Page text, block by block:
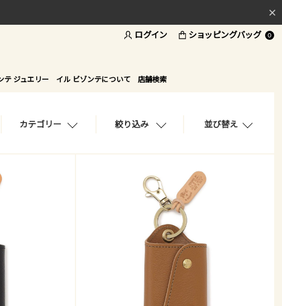
ログイン ショッピングバッグ 0
テ ジュエリー イル ビゾンテについて 店舗検索
カテゴリー 絞り込み 並び替え